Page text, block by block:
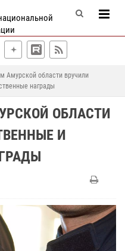
Амурской области вручили
награды
ОБЛАСТИ
И